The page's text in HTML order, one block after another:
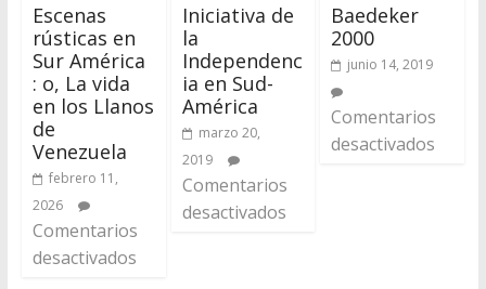
Escenas
rústicas en
Sur América
: o, La vida
en los Llanos
de
Venezuela
febrero 11,
2026
Comentarios
desactivados
Iniciativa de
la
Independenc
ia en Sud-
América
marzo 20,
2019
Comentarios
desactivados
Baedeker
2000
junio 14, 2019
Comentarios
desactivados